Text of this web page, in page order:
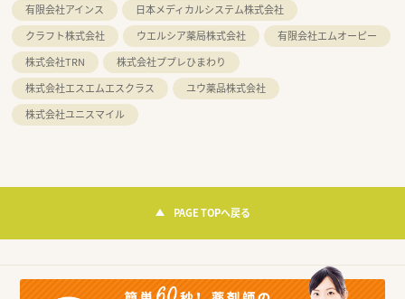
有限会社アインス
日本メディカルシステム株式会社
クラフト株式会社
ウエルシア薬局株式会社
有限会社エムオーピー
株式会社TRN
株式会社ププレひまわり
株式会社エスエムエスクラス
ユウ薬品株式会社
株式会社ユニスマイル
PAGE TOPへ戻る